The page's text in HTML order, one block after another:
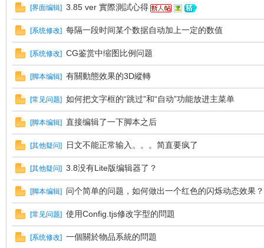
[界面编辑] 3.85 ver 實際測試心得
[系统修改] 每隔一段时间某个数据自动加上一定的数值
[系统修改] CG鉴赏中缩图比例问题
[脚本编辑] 有關動態效果的3D縱轉
[常见问题] 如何把文字框的“跳过”和“自动”功能放进主菜单
[脚本编辑] 直接编辑了一下脚本之后
[其他疑问] 日文不能正常输入。。。简直要疯了
[其他疑问] 3.8没有Lite版编辑器了？
[脚本编辑] 问个简单的问题，如何做出一个红色的闪烁动态效果？
[常见问题] 使用Config.tjs修改字型的問題
[系统修改] 一個關於物品系統的問題